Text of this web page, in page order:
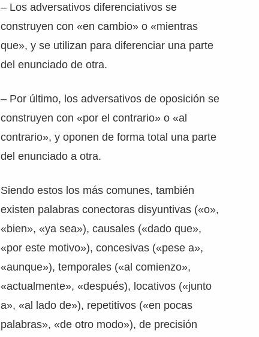
– Los adversativos diferenciativos se
construyen con «en cambio» o «mientras
que», y se utilizan para diferenciar una parte
del enunciado de otra.
– Por último, los adversativos de oposición se
construyen con «por el contrario» o «al
contrario», y oponen de forma total una parte
del enunciado a otra.
Siendo estos los más comunes, también
existen palabras conectoras disyuntivas («o»,
«bien», «ya sea»), causales («dado que»,
«por este motivo»), concesivas («pese a»,
«aunque»), temporales («al comienzo»,
«actualmente», «después), locativos («junto
a», «al lado de»), repetitivos («en pocas
palabras», «de otro modo»), de precisión